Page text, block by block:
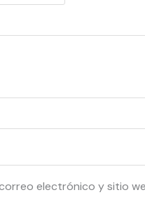
electrónico y sitio